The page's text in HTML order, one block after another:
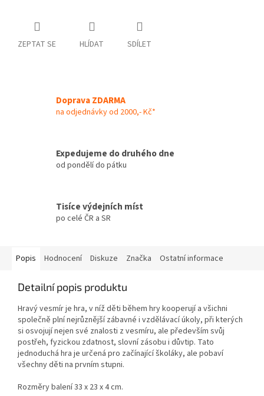
ZEPTAT SE HLÍDAT SDÍLET
Doprava ZDARMA
na odjednávky od 2000,- Kč*
Expedujeme do druhého dne
od pondělí do pátku
Tisíce výdejních míst
po celé ČR a SR
Popis Hodnocení Diskuze Značka Ostatní informace
Detailní popis produktu
Hravý vesmír je hra, v níž děti během hry kooperují a všichni
společně plní nejrůznější zábavné i vzdělávací úkoly, při kterých
si osvojují nejen své znalosti z vesmíru, ale především svůj
postřeh, fyzickou zdatnost, slovní zásobu i důvtip. Tato
jednoduchá hra je určená pro začínající školáky, ale pobaví
všechny děti na prvním stupni.
Rozměry balení 33 x 23 x 4 cm.